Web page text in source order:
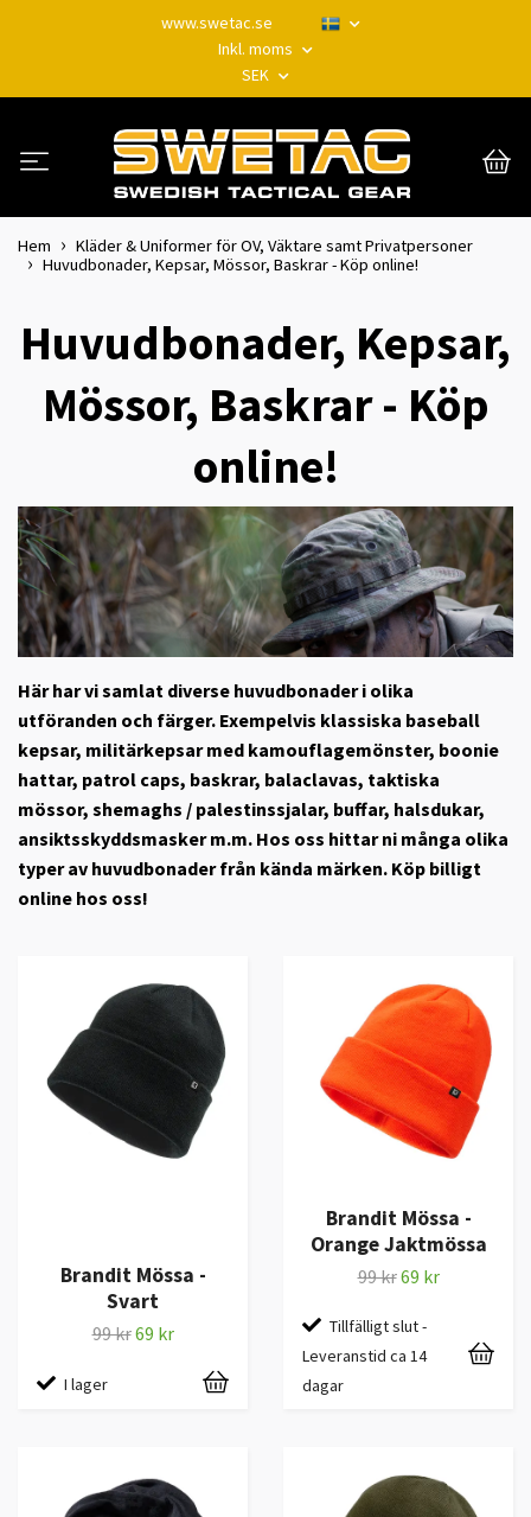
www.swetac.se
Inkl. moms
SEK
Hem
Kläder & Uniformer för OV, Väktare samt Privatpersoner
Huvudbonader, Kepsar, Mössor, Baskrar - Köp online!
Huvudbonader, Kepsar,
Mössor, Baskrar - Köp
online!
Här har vi samlat diverse huvudbonader i olika
utföranden och färger. Exempelvis klassiska baseball
kepsar, militärkepsar med kamouflagemönster, boonie
hattar, patrol caps, baskrar, balaclavas, taktiska
mössor, shemaghs / palestinssjalar, buffar, halsdukar,
ansiktsskyddsmasker m.m. Hos oss hittar ni många olika
typer av huvudbonader från kända märken. Köp billigt
online hos oss!
Brandit Mössa -
Svart
99 kr69 kr
I lager
Brandit Mössa -
Orange Jaktmössa
99 kr69 kr
Tillfälligt slut -
Leveranstid ca 14
dagar